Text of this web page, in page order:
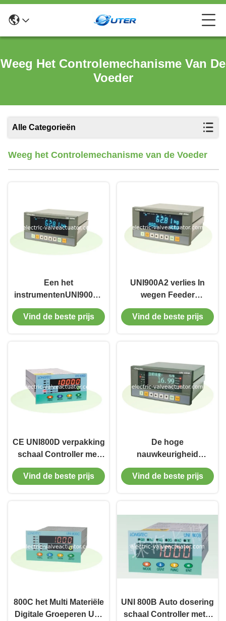
Weeg Het Controlemechanisme Van De
Voeder
Alle Categorieën
Weeg het Controlemechanisme van de Voeder
Een het
instrumentenUNI900A1
Indicator van het hoge
precisiemillivolt weegt
Vind de beste prijs
UNI900A2 verlies In
wegen Feeder
Controller Batching
systeem met 32 bits
Vind de beste prijs
CE UNI800D verpakking
schaal Controller met
LED-display wegen
Feeder Controller 4 -
Vind de beste prijs
De hoge
nauwkeurigheid
UNI900B weegt de
Vind de beste prijs
800C het Multi Materiële
Digitale Groeperen UNI
UNI 800B Auto dosering
schaal Controller met 4